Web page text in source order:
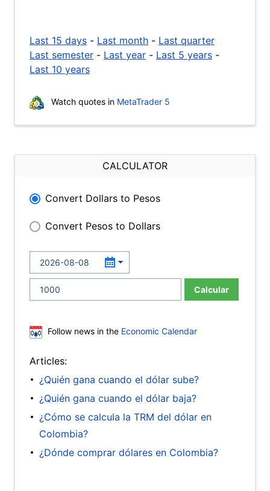
Last 15 days - Last month - Last quarter
Last semester - Last year - Last 5 years -
Last 10 years
Watch quotes in MetaTrader 5
CALCULATOR
Convert Dollars to Pesos
Convert Pesos to Dollars
Calcular
Follow news in the Economic Calendar
Articles:
¿Quién gana cuando el dólar sube?
¿Quién gana cuando el dólar baja?
¿Cómo se calcula la TRM del dólar en
Colombia?
¿Dónde comprar dólares en Colombia?